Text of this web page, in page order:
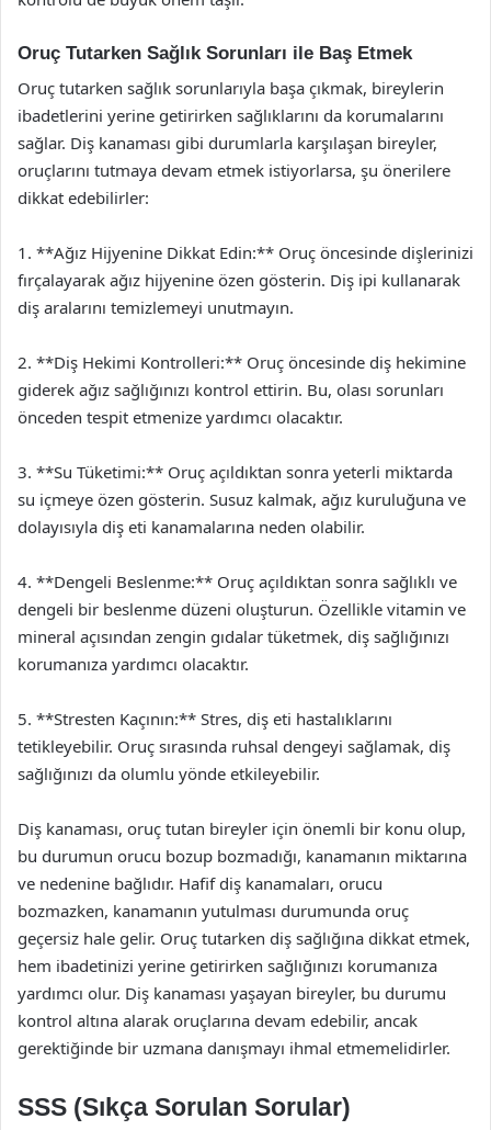
Oruç Tutarken Sağlık Sorunları ile Baş Etmek
Oruç tutarken sağlık sorunlarıyla başa çıkmak, bireylerin
ibadetlerini yerine getirirken sağlıklarını da korumalarını
sağlar. Diş kanaması gibi durumlarla karşılaşan bireyler,
oruçlarını tutmaya devam etmek istiyorlarsa, şu önerilere
dikkat edebilirler:
1. **Ağız Hijyenine Dikkat Edin:** Oruç öncesinde dişlerinizi
fırçalayarak ağız hijyenine özen gösterin. Diş ipi kullanarak
diş aralarını temizlemeyi unutmayın.
2. **Diş Hekimi Kontrolleri:** Oruç öncesinde diş hekimine
giderek ağız sağlığınızı kontrol ettirin. Bu, olası sorunları
önceden tespit etmenize yardımcı olacaktır.
3. **Su Tüketimi:** Oruç açıldıktan sonra yeterli miktarda
su içmeye özen gösterin. Susuz kalmak, ağız kuruluğuna ve
dolayısıyla diş eti kanamalarına neden olabilir.
4. **Dengeli Beslenme:** Oruç açıldıktan sonra sağlıklı ve
dengeli bir beslenme düzeni oluşturun. Özellikle vitamin ve
mineral açısından zengin gıdalar tüketmek, diş sağlığınızı
korumanıza yardımcı olacaktır.
5. **Stresten Kaçının:** Stres, diş eti hastalıklarını
tetikleyebilir. Oruç sırasında ruhsal dengeyi sağlamak, diş
sağlığınızı da olumlu yönde etkileyebilir.
Diş kanaması, oruç tutan bireyler için önemli bir konu olup,
bu durumun orucu bozup bozmadığı, kanamanın miktarına
ve nedenine bağlıdır. Hafif diş kanamaları, orucu
bozmazken, kanamanın yutulması durumunda oruç
geçersiz hale gelir. Oruç tutarken diş sağlığına dikkat etmek,
hem ibadetinizi yerine getirirken sağlığınızı korumanıza
yardımcı olur. Diş kanaması yaşayan bireyler, bu durumu
kontrol altına alarak oruçlarına devam edebilir, ancak
gerektiğinde bir uzmana danışmayı ihmal etmemelidirler.
SSS (Sıkça Sorulan Sorular)